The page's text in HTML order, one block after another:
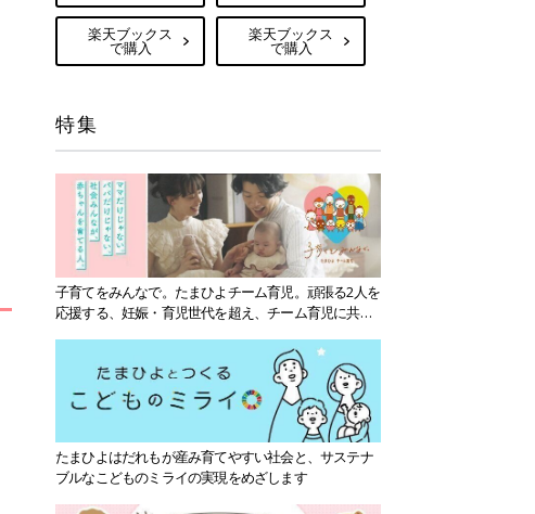
楽天ブックス
で購入
楽天ブックス
で購入
特集
子育てをみんなで。たまひよチーム育児。頑張る2人を
応援する、妊娠・育児世代を超え、チーム育児に共感
たまひよはだれもが産み育てやすい社会と、サステナ
ブルなこどものミライの実現をめざします